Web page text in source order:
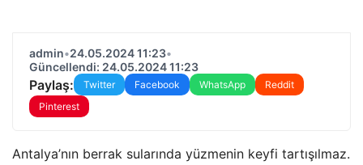
admin•24.05.2024 11:23•
Güncellendi: 24.05.2024 11:23
Paylaş: Twitter Facebook WhatsApp
Reddit
Pinterest
Antalya’nın berrak sularında yüzmenin keyfi tartışılmaz.